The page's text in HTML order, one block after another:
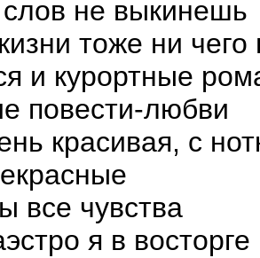
не выкинешь
тоже ни
и курортные
повести-любви
красивая, с
все чувства
я в восторге